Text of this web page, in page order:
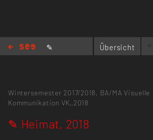
✎
Übersicht
Wintersemester 2017/2018, BA/MA Visuelle
Kommunikation VK_2018
✎ Heimat, 2018